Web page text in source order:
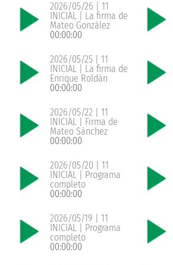
2026/05/26 | 11
INICIAL | La firma de
Mateo González
00:00:00
2026/05/25 | 11
INICIAL | La firma de
Enrique Roldán
00:00:00
2026/05/22 | 11
INICIAL | Firma de
Mateo Sánchez
00:00:00
2026/05/20 | 11
INICIAL | Programa
completo
00:00:00
2026/05/19 | 11
INICIAL | Programa
completo
00:00:00